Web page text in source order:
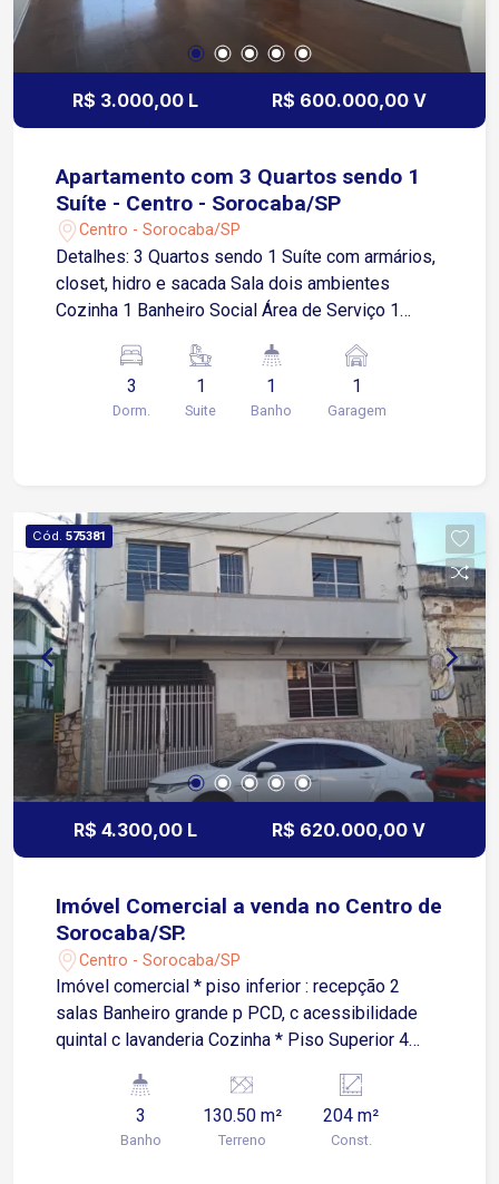
R$ 3.000,00 L R$ 600.000,00 V
Apartamento com 3 Quartos sendo 1
Suíte - Centro - Sorocaba/SP
Centro - Sorocaba/SP
Detalhes: 3 Quartos sendo 1 Suíte com armários,
closet, hidro e sacada Sala dois ambientes
Cozinha 1 Banheiro Social Área de Serviço 1
praticidade para o dia a dia, estando a
aproximadamente: 2 minutos da Rua da Penha e
da região central de comércio; 3 minutos do
cidade; O condomínio oferece: Portaria 24h 2
elevadores salão de festas Próximo a
supermercados, bancos, farmácias, escolas,
restaurantes, hospitais, academias e diversos
serviços essenciais. Uma excelente
oportunidade para quem busca praticidade,
mobilidade e toda a infraestrutura que o Centro
de Sorocaba oferece. Entre em contato e agende
uma visita!
3
Dorm.
1
Suite
1
Banho
1
Garagem
Cód. 575381
R$ 4.300,00 L R$ 620.000,00 V
Imóvel Comercial a venda no Centro de
Sorocaba/SP.
Centro - Sorocaba/SP
Imóvel comercial * piso inferior : recepção 2
salas Banheiro grande p PCD, c acessibilidade
quintal c lavanderia Cozinha * Piso Superior 4
possuem pia não tem garagem Testada : 8,70 m
A/C: 204 m
3
Banho
130.50 m²
Terreno
204 m²
Const.